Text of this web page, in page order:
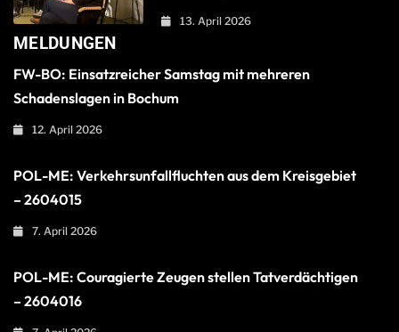
13. April 2026
MELDUNGEN
FW-BO: Einsatzreicher Samstag mit mehreren
Schadenslagen in Bochum
12. April 2026
POL-ME: Verkehrsunfallfluchten aus dem Kreisgebiet
– 2604015
7. April 2026
POL-ME: Couragierte Zeugen stellen Tatverdächtigen
– 2604016